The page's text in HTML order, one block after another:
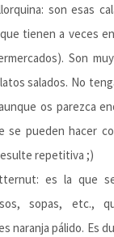
son esas
tienen a veces
Son
salados. No
os parezca
se pueden hacer
repetitiva ;)
es la que
sopas, etc.,
naranja pálido. Es